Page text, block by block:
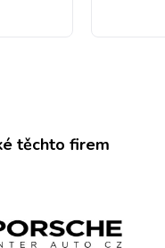
těchto firem